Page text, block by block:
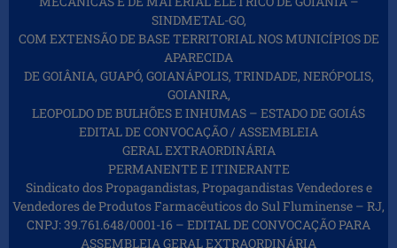
SINDMETAL-GO,
COM EXTENSÃO DE BASE TERRITORIAL NOS MUNICÍPIOS DE
APARECIDA
DE GOIÂNIA, GUAPÓ, GOIANÁPOLIS, TRINDADE, NERÓPOLIS,
GOIANIRA,
LEOPOLDO DE BULHÕES E INHUMAS – ESTADO DE GOIÁS
EDITAL DE CONVOCAÇÃO / ASSEMBLEIA
GERAL EXTRAORDINÁRIA
PERMANENTE E ITINERANTE
Sindicato dos Propagandistas, Propagandistas Vendedores e
Vendedores de Produtos Farmacêuticos do Sul Fluminense – RJ,
CNPJ: 39.761.648/0001-16 – EDITAL DE CONVOCAÇÃO PARA
ASSEMBLEIA GERAL EXTRAORDINÁRIA